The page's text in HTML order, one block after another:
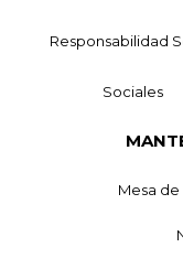
Responsabilidad
Sociales
Mesa